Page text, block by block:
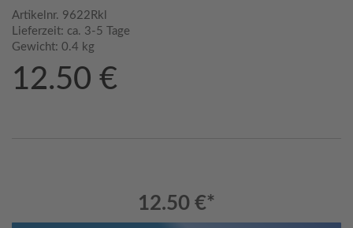
Artikelnr. 9622Rkl
Lieferzeit: ca. 3-5 Tage
Gewicht: 0.4 kg
12.50 €
12.50 €*